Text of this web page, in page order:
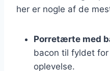
her er nogle af de
Porretærte med
bacon til fyldet
oplevelse.